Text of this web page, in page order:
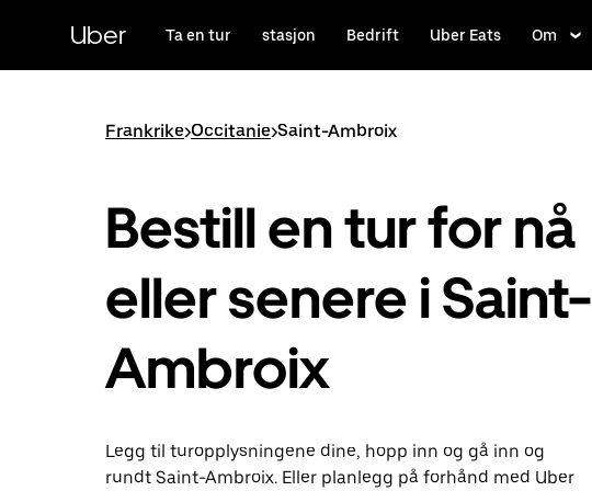
hovedinnholdet
Uber Ta en tur stasjon Bedrift Uber Eats Om
Frankrike>Occitanie>Saint-Ambroix
Bestill en tur for nå
eller senere i Saint-
Ambroix
Legg til turopplysningene dine, hopp inn og gå inn og
rundt Saint-Ambroix. Eller planlegg på forhånd med Uber